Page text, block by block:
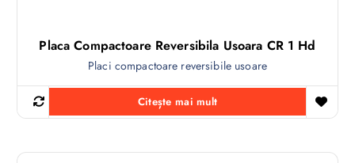
Placa Compactoare Reversibila Usoara CR 1 Hd
Placi compactoare reversibile usoare
Citește mai mult